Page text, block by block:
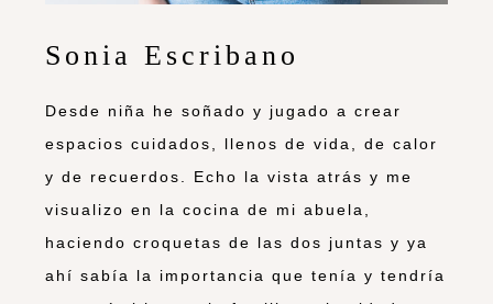
Sonia Escribano
Desde niña he soñado y jugado a crear
espacios cuidados, llenos de vida, de calor
y de recuerdos. Echo la vista atrás y me
visualizo en la cocina de mi abuela,
haciendo croquetas de las dos juntas y ya
ahí sabía la importancia que tenía y tendría